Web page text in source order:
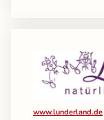
www.lunderland.de